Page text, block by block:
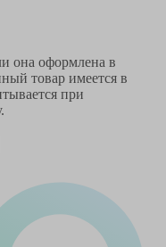
она оформлена в
товар имеется в
при